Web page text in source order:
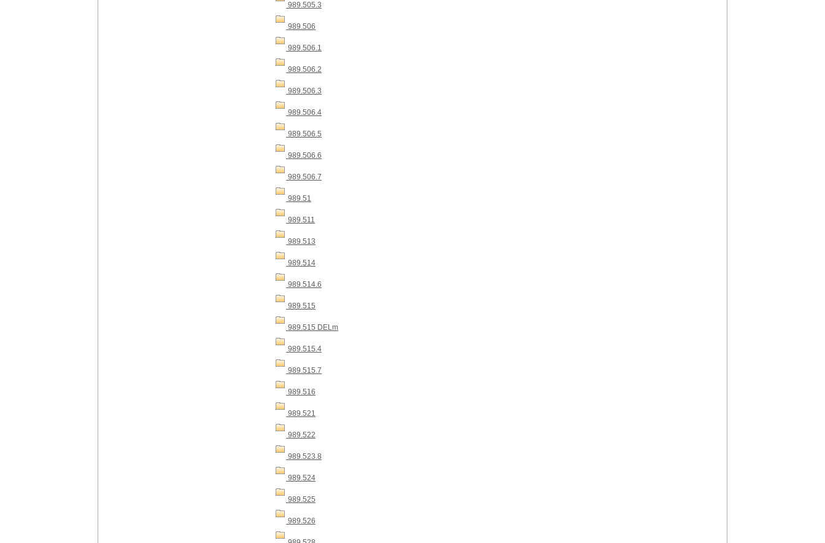
989.505.3
989.506
989.506.1
989.506.2
989.506.3
989.506.4
989.506.5
989.506.6
989.506.7
989.51
989.511
989.513
989.514
989.514.6
989.515
989.515 DELm
989.515.4
989.515.7
989.516
989.521
989.522
989.523.8
989.524
989.525
989.526